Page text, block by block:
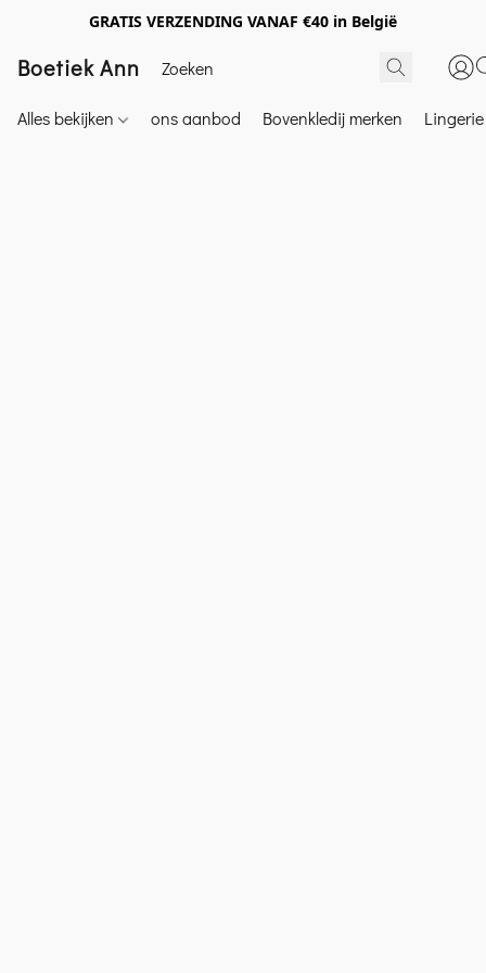
GRATIS VERZENDING VANAF €40 in België
Boetiek Ann
Alles bekijken ons aanbod Bovenkledij merken